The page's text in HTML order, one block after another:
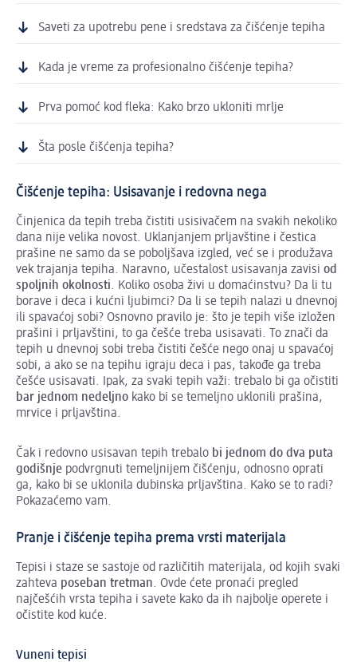
Saveti za upotrebu pene i sredstava za čišćenje tepiha
Kada je vreme za profesionalno čišćenje tepiha?
Prva pomoć kod fleka: Kako brzo ukloniti mrlje
Šta posle čišćenja tepiha?
Čišćenje tepiha: Usisavanje i redovna nega
Činjenica da tepih treba čistiti usisivačem na svakih nekoliko
dana nije velika novost. Uklanjanjem prljavštine i čestica
prašine ne samo da se poboljšava izgled, već se i produžava
vek trajanja tepiha. Naravno, učestalost usisavanja zavisi od
spoljnih okolnosti. Koliko osoba živi u domaćinstvu? Da li tu
borave i deca i kućni ljubimci? Da li se tepih nalazi u dnevnoj
ili spavaćoj sobi? Osnovno pravilo je: što je tepih više izložen
prašini i prljavštini, to ga češće treba usisavati. To znači da
tepih u dnevnoj sobi treba čistiti češće nego onaj u spavaćoj
sobi, a ako se na tepihu igraju deca i pas, takođe ga treba
češće usisavati. Ipak, za svaki tepih važi: trebalo bi ga očistiti
bar jednom nedeljno kako bi se temeljno uklonili prašina,
mrvice i prljavština.
Čak i redovno usisavan tepih trebalo bi jednom do dva puta
godišnje podvrgnuti temeljnijem čišćenju, odnosno oprati
ga, kako bi se uklonila dubinska prljavština. Kako se to radi?
Pokazaćemo vam.
Pranje i čišćenje tepiha prema vrsti materijala
Tepisi i staze se sastoje od različitih materijala, od kojih svaki
zahteva poseban tretman. Ovde ćete pronaći pregled
najčešćih vrsta tepiha i savete kako da ih najbolje operete i
očistite kod kuće.
Vuneni tepisi